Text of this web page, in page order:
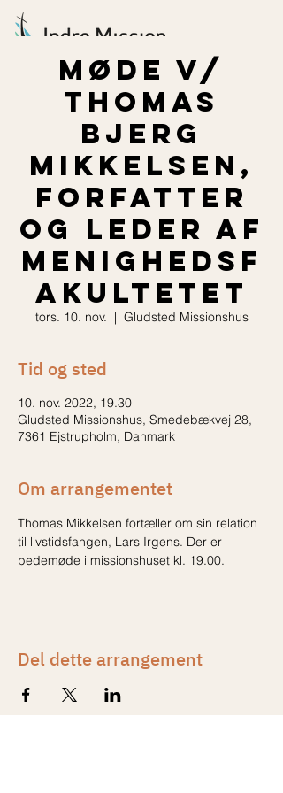
Møde v/
Thomas
Bjerg
Mikkelsen,
forfatter
og leder af
Menighedsf
akultetet
tors. 10. nov.
  |
Gludsted Missionshus
Tid og sted
10. nov. 2022, 19.30
Gludsted Missionshus, Smedebækvej 28,
7361 Ejstrupholm, Danmark
Om arrangementet
Thomas Mikkelsen fortæller om sin relation
til livstidsfangen, Lars Irgens. Der er
bedemøde i missionshuset kl. 19.00.
Del dette arrangement